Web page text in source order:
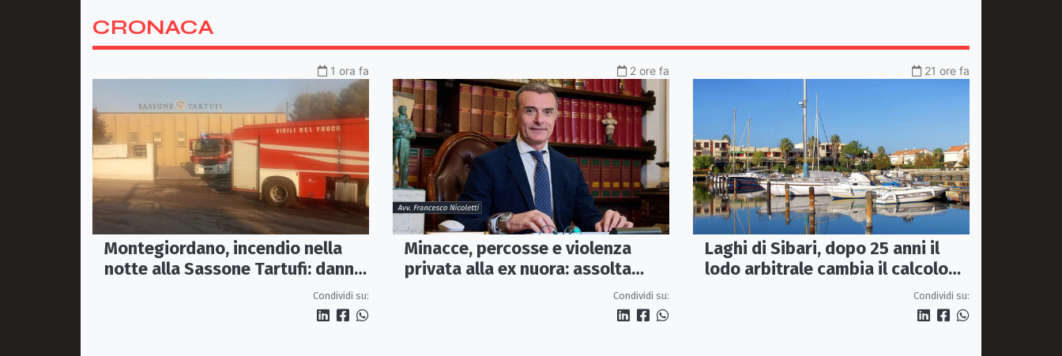
CRONACA
1 ora fa
Montegiordano, incendio nella
notte alla Sassone Tartufi: danni
per oltre un milione di euroCondividi su:
2 ore fa
Minacce, percosse e violenza
privata alla ex nuora: assolta
perché il fatto non sussisteCondividi su:
21 ore fa
Laghi di Sibari, dopo 25 anni il
lodo arbitrale cambia il calcolo
Condividi su: